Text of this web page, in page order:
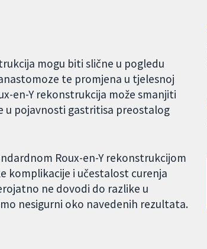
mogu biti slične u pogledu
te promjena u tjelesnoj
en-Y rekonstrukcija može smanjiti
u pojavnosti gastritisa preostalog
Roux-en-Y rekonstrukcijom
komplikacije i učestalost curenja
ne dovodi do razlike u
nesigurni oko navedenih rezultata.